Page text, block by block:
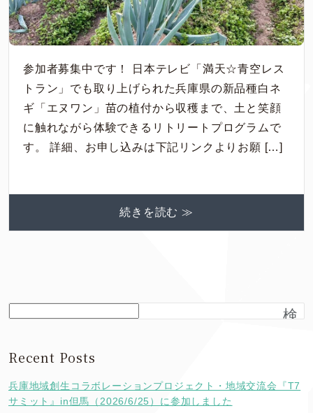
参加者募集中です！ 日本テレビ「満天☆青空レス
トラン」でも取り上げられた兵庫県の新品種白ネ
ギ「エヌワン」苗の植付から収穫まで、土と笑顔
に触れながら体験できるリトリートプログラムで
す。 詳細、お申し込みは下記リンクよりお願 […]
続きを読む ≫
検
Recent Posts
兵庫地域創生コラボレーションプロジェクト・地域交流会『T7
サミット』in但馬（2026/6/25）に参加しました